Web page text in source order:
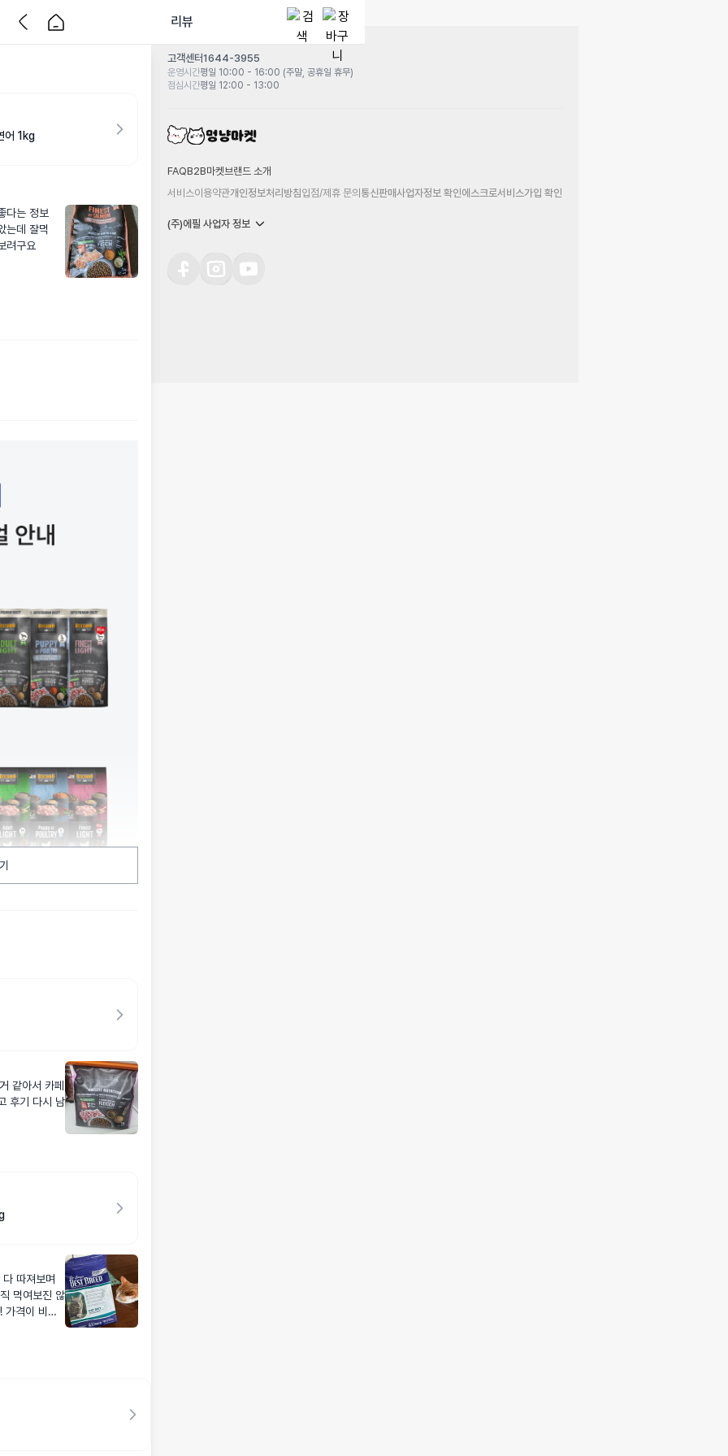
리뷰
어 1kg
다는 정보
는데 잘먹
려구요
같아서 카페
후기 다시 남
따져보며
먹여보진 않
고객센터1644-3955
운영시간평일 10:00 - 16:00 (주말, 공휴일 휴무)
점심시간평일 12:00 - 13:00
FAQB2B마켓 브랜드 소개
서비스이용약관개인정보처리방침입점/제휴 문의통신판매사업자정보 확인에스크로서비스가입 확인
(주)에필 사업자 정보